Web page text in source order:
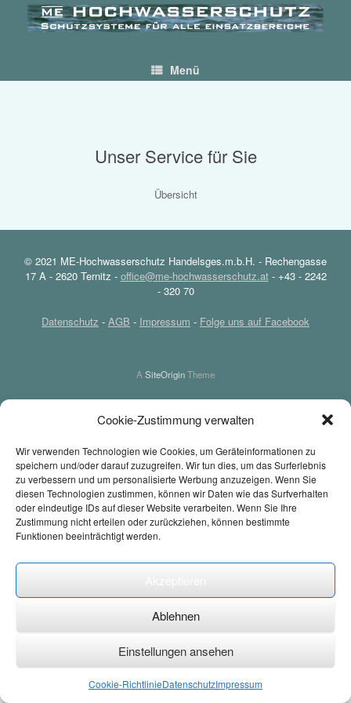
Cookie-Zustimmung verwalten
Wir verwenden Technologien wie Cookies, um Geräteinformationen zu
speichern und/oder darauf zuzugreifen. Wir tun dies, um das Surferlebnis
zu verbessern und um personalisierte Werbung anzuzeigen. Wenn Sie
diesen Technologien zustimmen, können wir Daten wie das Surfverhalten
oder eindeutige IDs auf dieser Website verarbeiten. Wenn Sie Ihre
Zustimmung nicht erteilen oder zurückziehen, können bestimmte
Funktionen beeinträchtigt werden.
Ablehnen
Einstellungen ansehen
Cookie-RichtlinieDatenschutzImpressum
Menü
Unser Service für Sie
Übersicht
© 2021 ME-Hochwasserschutz Handelsges.m.b.H. - Rechengasse
17 A - 2620 Ternitz - office@me-hochwasserschutz.at- +43 - 2242
- 320 70
Datenschutz - AGB - Impressum - Folge uns auf Facebook
A SiteOriginTheme
Wir verwenden Cookies auf unserer Website, um Ihnen die
bestmögliche Erfahrung bieten zu können, indem wir uns an
Sie auf "Alle akzeptieren" klicken, erklären Sie sich mit der
jedoch die "Cookie-Einstellungen" bearbeiten, um individuelle
Datenschutzerklärung